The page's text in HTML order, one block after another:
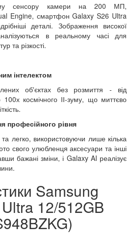
сенсору камери на 200 МП,
Engine, смартфон Galaxy S26 Ultra
деталі. Зображення високої
в реальному часі для
та різкості.
інтелектом
об'єктах без розмиття - від
космічного ІІ-зуму, що миттєво
професійного рівня
легко, використовуючи лише кілька
свого улюбленця аксесуари та інші
бажані зміни, і Galaxy AI реалізує
Samsung
12/512GB